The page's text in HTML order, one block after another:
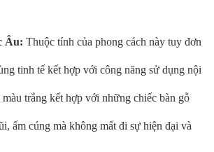
Âu: Thuộc tính của phong cách này tuy đơn
tinh tế kết hợp với công năng sử dụng nội
trắng kết hợp với những chiếc bàn gỗ
ấm cúng mà không mất đi sự hiện đại và